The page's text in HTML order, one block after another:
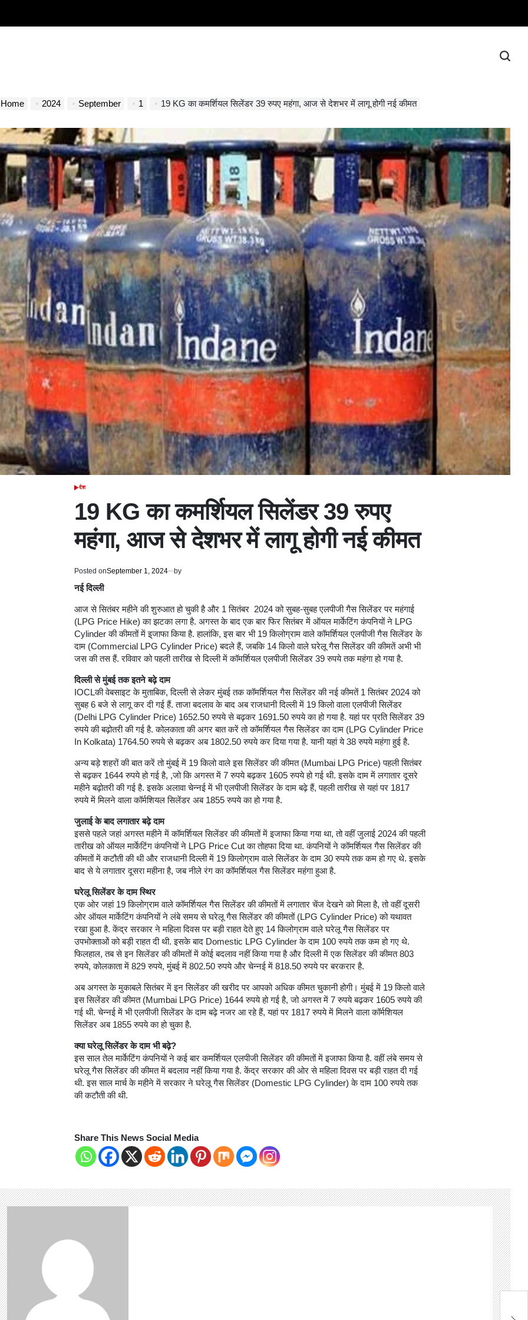
Home 2024 September 1 19 KG का कमर्शियल सिलेंडर 39 रुपए महंगा, आज से देशभर में लागू होगी नई कीमत
POSTED
देश
19 KG का कमर्शियल सिलेंडर 39 रुपए
महंगा, आज से देशभर में लागू होगी नई कीमत
Posted onSeptember 1, 2024 by
नई दिल्ली
आज से सितंबर महीने की शुरुआत हो चुकी है और 1 सितंबर 2024 को सुबह-सुबह एलपीजी गैस सिलेंडर पर महंगाई
(LPG Price Hike) का झटका लगा है. अगस्त के बाद एक बार फिर सितंबर में ऑयल मार्केटिंग कंपनियों ने LPG
Cylinder की कीमतों में इ्जाफा किया है. हालांकि, इस बार भी 19 किलोग्राम वाले कॉमर्शियल एलपीजी गैस सिलेंडर के
दाम (Commercial LPG Cylinder Price) बदले हैं, जबकि 14 किलो वाले घरेलू गैस सिलेंडर की कीमतें अभी भी
जस की तस हैं. रविवार को पहली तारीख से दिल्ली में कॉमर्शियल एलपीजी सिलेंडर 39 रुपये तक महंगा हो गया है.
दिल्ली से मुंबई तक इतने बढ़े दाम
IOCLकी वेबसाइट के मुताबिक, दिल्ली से लेकर मुंबई तक कॉमर्शियल गैस सिलेंडर की नई कीमतें 1 सितंबर 2024 को
सुबह 6 बजे से लागू कर दी गई हैं. ताजा बदलाव के बाद अब राजधानी दिल्ली में 19 किलो वाला एलपीजी सिलेंडर
(Delhi LPG Cylinder Price) 1652.50 रुपये से बढ़कर 1691.50 रुपये का हो गया है. यहां पर प्रति सिलेंडर 39
रुपये की बढ़ोतरी की गई है. कोलकाता की अगर बात करें तो कॉमर्शियल गैस सिलेंडर का दाम (LPG Cylinder Price
In Kolkata) 1764.50 रुपये से बढ़कर अब 1802.50 रुपये कर दिया गया है. यानी यहां ये 38 रुपये महंगा हुई है.
अन्य बड़े शहरों की बात करें तो मुंबई में 19 किलो वाले इस सिलेंडर की कीमत (Mumbai LPG Price) पहली सितंबर
से बढ़कर 1644 रुपये हो गई है, ,जो कि अगस्त में 7 रुपये बढ़कर 1605 रुपये हो गई थी. इसके दाम में लगातार दूसरे
महीने बढ़ोतरी की गई है. इसके अलावा चेन्नई में भी एलपीजी सिलेंडर के दाम बढ़े हैं, पहली तारीख से यहां पर 1817
रुपये में मिलने वाला कॉर्मशियल सिलेंडर अब 1855 रुपये का हो गया है.
जुलाई के बाद लगातार बढ़े दाम
इससे पहले जहां अगस्त महीने में कॉमर्शियल सिलेंडर की कीमतों में इजाफा किया गया था, तो वहीं जुलाई 2024 की पहली
तारीख को ऑयल मार्केटिंग कंपनियों ने LPG Price Cut का तोहफा दिया था. कंपनियों ने कॉमर्शियल गैस सिलेंडर की
कीमतों में कटौती की थी और राजधानी दिल्ली में 19 किलोग्राम वाले सिलेंडर के दाम 30 रुपये तक कम हो गए थे. इसके
बाद से ये लगातार दूसरा महीना है, जब नीले रंग का कॉमर्शियल गैस सिलेंडर महंगा हुआ है.
घरेलू सिलेंडर के दाम स्थिर
एक ओर जहां 19 किलोग्राम वाले कॉमर्शियल गैस सिलेंडर की कीमतों में लगातार चेंज देखने को मिला है, तो वहीं दूसरी
ओर ऑयल मार्केटिंग कंपनियों ने लंबे समय से घरेलू गैस सिलेंडर की कीमतों (LPG Cylinder Price) को यथावत
रखा हुआ है. केंद्र सरकार ने महिला दिवस पर बड़ी राहत देते हुए 14 किलोग्राम वाले घरेलू गैस सिलेंडर पर
उपभोक्ताओं को बड़ी राहत दी थी. इसके बाद Domestic LPG Cylinder के दाम 100 रुपये तक कम हो गए थे.
फिलहाल, तब से इन सिलेंडर की कीमतों में कोई बदलाव नहीं किया गया है और दिल्ली में एक सिलेंडर की कीमत 803
रुपये, कोलकाता में 829 रुपये, मुंबई में 802.50 रुपये और चेन्नई में 818.50 रुपये पर बरकरार है.
अब अगस्त के मुकाबले सितंबर में इन सिलेंडर की खरीद पर आपको अधिक कीमत चुकानी होगी। मुंबई में 19 किलो वाले
इस सिलेंडर की कीमत (Mumbai LPG Price) 1644 रुपये हो गई है, जो अगस्त में 7 रुपये बढ़कर 1605 रुपये की
गई थी. चेन्नई में भी एलपीजी सिलेंडर के दाम बढ़े नजर आ रहे हैं, यहां पर 1817 रुपये में मिलने वाला कॉर्मशियल
सिलेंडर अब 1855 रुपये का हो चुका है.
क्या घरेलू सिलेंडर के दाम भी बढ़े?
इस साल तेल मार्केटिंग कंपनियों ने कई बार कमर्शियल एलपीजी सिलेंडर की कीमतों में इजाफा किया है. वहीं लंबे समय से
घरेलू गैस सिलेंडर की कीमत में बदलाव नहीं किया गया है. केंद्र सरकार की ओर से महिला दिवस पर बड़ी राहत दी गई
थी. इस साल मार्च के महीने में सरकार ने घरेलू गैस सिलेंडर (Domestic LPG Cylinder) के दाम 100 रुपये तक
की कटौती की थी.
Share This News Social Media